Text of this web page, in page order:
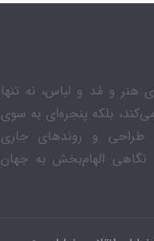
هنر و مُد و لباس، نه تنها
بلکه پنجره‌ای به سوی
طراحی و روندهای جاری
الهام‌بخش به جهان